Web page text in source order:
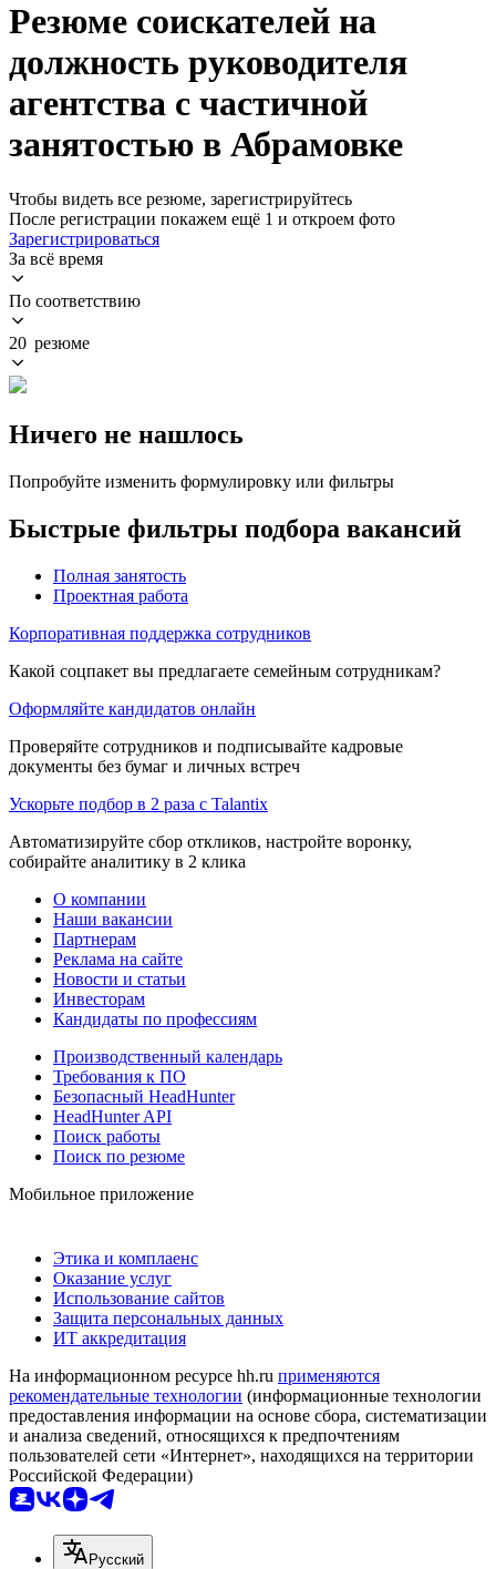
Резюме соискателей на
должность руководителя
агентства с частичной
занятостью в Абрамовке
Чтобы видеть все резюме, зарегистрируйтесь
После регистрации покажем ещё 1 и откроем фото
Зарегистрироваться
За всё время
По соответствию
20 резюме
Ничего не нашлось
Попробуйте изменить формулировку или фильтры
Быстрые фильтры подбора вакансий
Полная занятость
Проектная работа
Корпоративная поддержка сотрудников
Какой соцпакет вы предлагаете семейным сотрудникам?
Оформляйте кандидатов онлайн
Проверяйте сотрудников и подписывайте кадровые
документы без бумаг и личных встреч
Ускорьте подбор в 2 раза с Talantix
Автоматизируйте сбор откликов, настройте воронку,
собирайте аналитику в 2 клика
О компании
Наши вакансии
Партнерам
Реклама на сайте
Новости и статьи
Инвесторам
Кандидаты по профессиям
Производственный календарь
Требования к ПО
Безопасный HeadHunter
HeadHunter API
Поиск работы
Поиск по резюме
Мобильное приложение
Этика и комплаенс
Оказание услуг
Использование сайтов
Защита персональных данных
ИТ аккредитация
На информационном ресурсе hh.ru применяются
рекомендательные технологии (информационные технологии
предоставления информации на основе сбора, систематизации
и анализа сведений, относящихся к предпочтениям
пользователей сети «Интернет», находящихся на территории
Российской Федерации)
Русский